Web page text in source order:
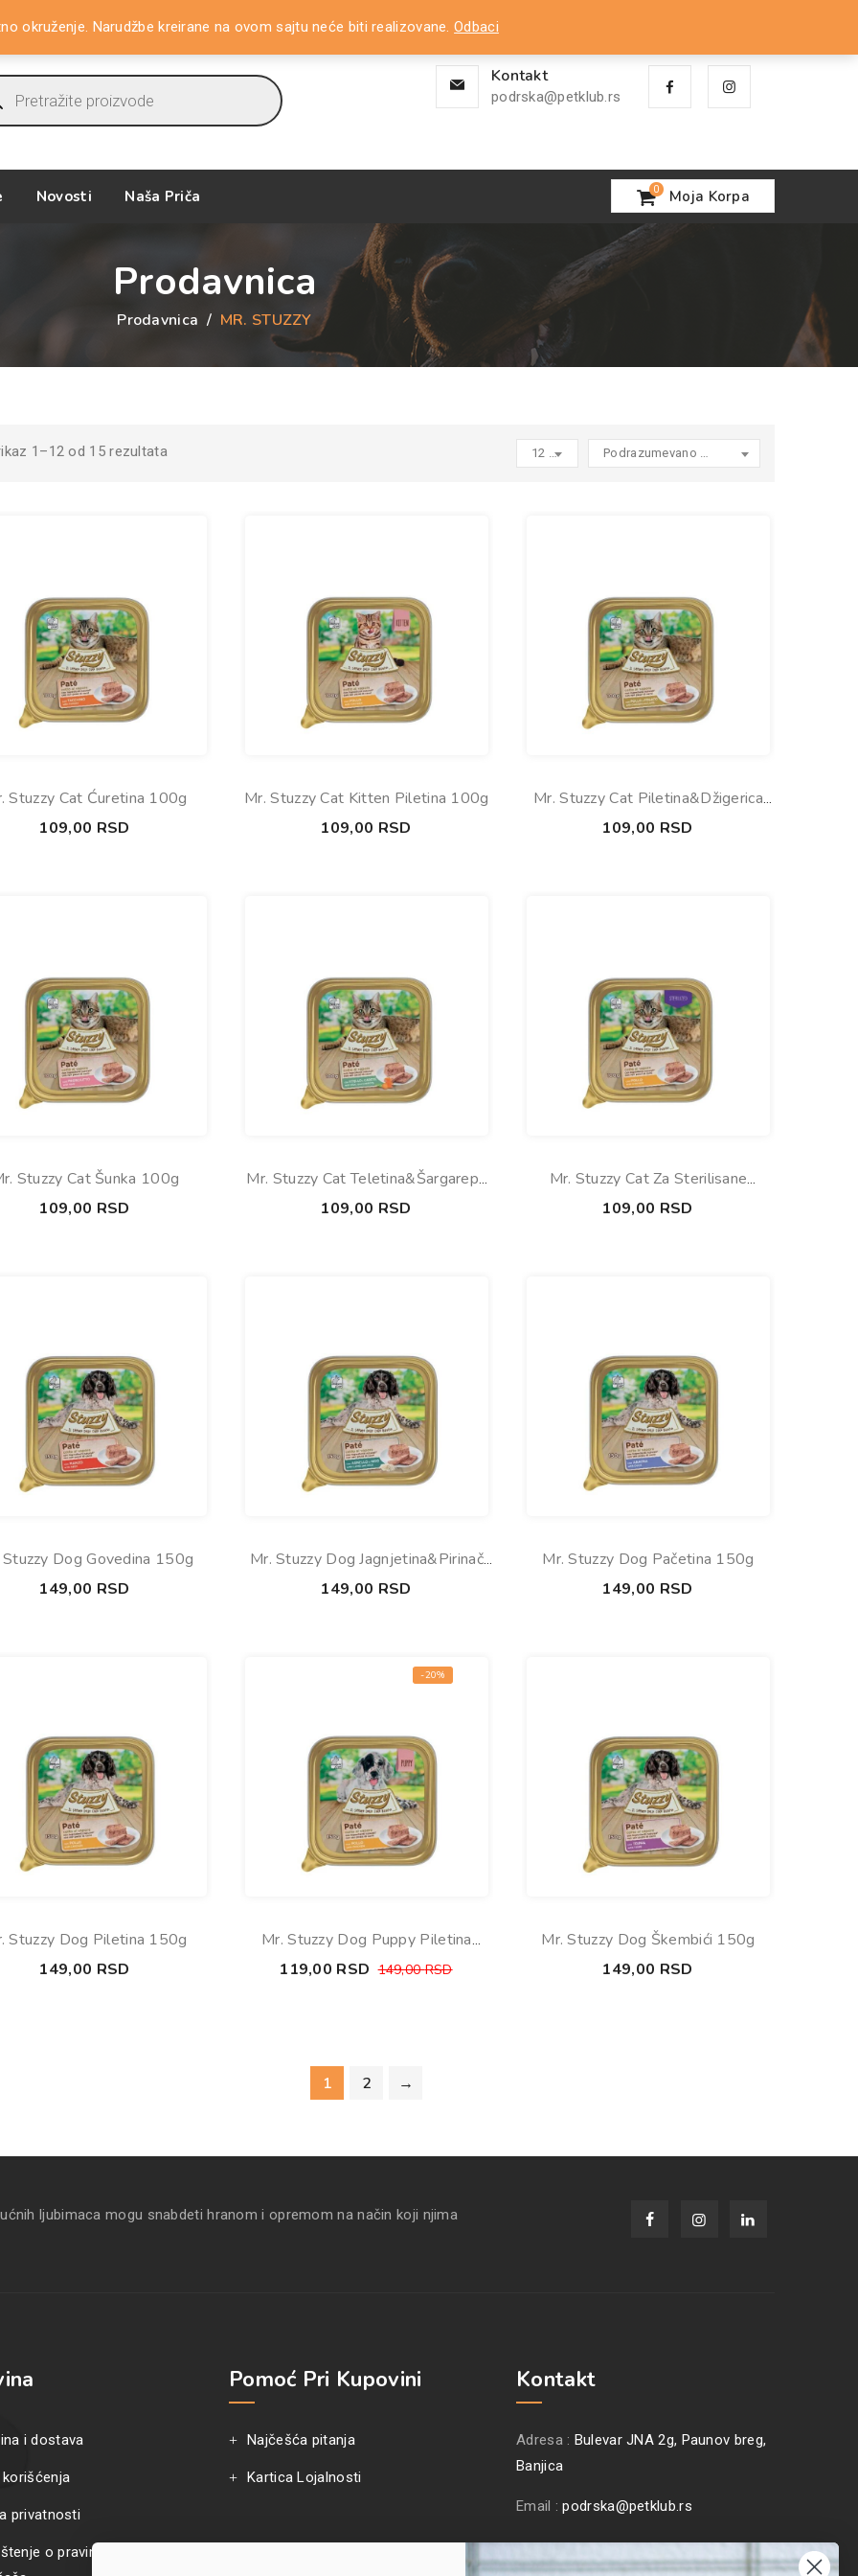
okruženje. Narudžbe kreirane na ovom sajtu neće biti realizovane.Odbaci
Kontakt
podrska@petklub.rs
Novosti Naša Priča Moja Korpa
0
Prodavnica
Prodavnica / MR. STUZZY
1–12 od 15 rezultata Podrazumevano sortiranje
12 products per page
Stuzzy Cat Ćuretina 100g
109,00 RSD
Mr. Stuzzy Cat Kitten Piletina 100g
109,00 RSD
Mr. Stuzzy Cat Piletina&Džigerica
100g
109,00 RSD
Stuzzy Cat Šunka 100g
109,00 RSD
Mr. Stuzzy Cat Teletina&Šargarepa
100g
109,00 RSD
Mr. Stuzzy Cat Za Sterilisane
Piletina 100g
109,00 RSD
Dog Govedina 150g
149,00 RSD
Mr. Stuzzy Dog Jagnjetina&Pirinač
150g
149,00 RSD
Mr. Stuzzy Dog Pačetina 150g
149,00 RSD
Stuzzy Dog Piletina 150g
149,00 RSD
-20%
Mr. Stuzzy Dog Puppy Piletina
150g
119,00 RSD 149,00RSD
Mr. Stuzzy Dog Škembići 150g
149,00 RSD
1 2 →
ljubimaca mogu snabdeti hranom i opremom na način koji njima
i dostava
korišćenja
privatnosti
o pravima i obavezama
Pomoć Pri Kupovini
Najčešća pitanja
Kartica Lojalnosti
Kontakt
Adresa : Bulevar JNA 2g, Paunov breg,
Banjica
Email :podrska@petklub.rs